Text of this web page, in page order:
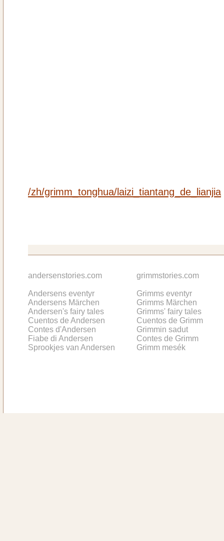
/zh/grimm_tonghua/laizi_tiantang_de_lianjia
andersenstories.com
Andersens eventyr
Andersens Märchen
Andersen's fairy tales
Cuentos de Andersen
Contes d'Andersen
Fiabe di Andersen
Sprookjes van Andersen
grimmstories.com
Grimms eventyr
Grimms Märchen
Grimms' fairy tales
Cuentos de Grimm
Grimmin sadut
Contes de Grimm
Grimm mesék